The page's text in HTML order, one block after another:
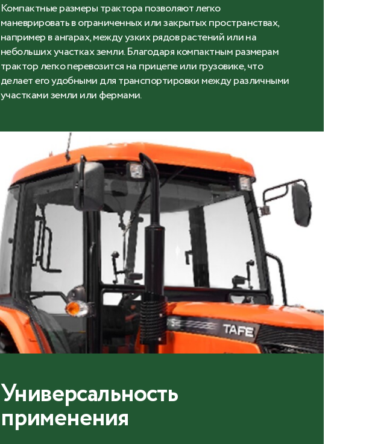
Компактные размеры трактора позволяют легко
маневрировать в ограниченных или закрытых пространствах,
например в ангарах, между узких рядов растений или на
небольших участках земли. Благодаря компактным размерам
трактор легко перевозится на прицепе или грузовике, что
делает его удобными для транспортировки между различными
участками земли или фермами.
Универсальность
применения